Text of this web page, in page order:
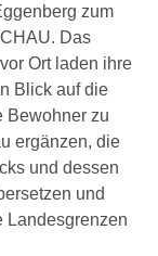
zum
Das
Ort laden ihre
Blick auf die
Bewohner zu
ergänzen, die
und dessen
und
Landesgrenzen